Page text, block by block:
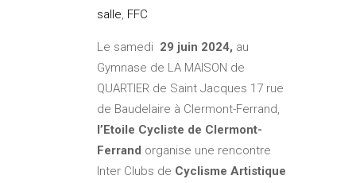
salle, FFC
Le samedi 29 juin 2024, au
Gymnase de LA MAISON de
QUARTIER de Saint Jacques 17 rue
de Baudelaire à Clermont-Ferrand,
l’Etoile Cycliste de Clermont-
Ferrand organise une rencontre
Inter Clubs de Cyclisme Artistique